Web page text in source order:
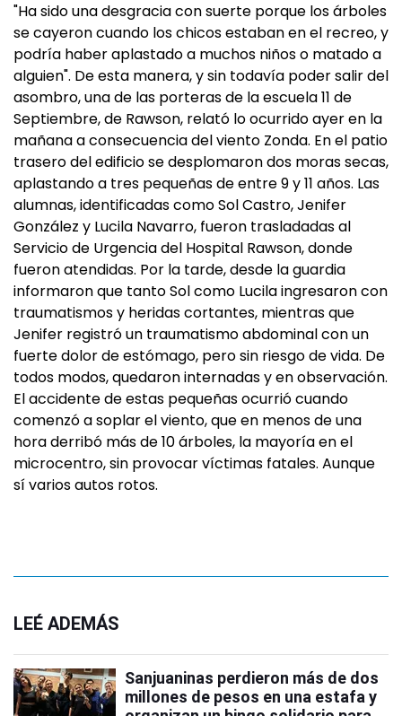
"Ha sido una desgracia con suerte porque los árboles
se cayeron cuando los chicos estaban en el recreo, y
podría haber aplastado a muchos niños o matado a
alguien". De esta manera, y sin todavía poder salir del
asombro, una de las porteras de la escuela 11 de
Septiembre, de Rawson, relató lo ocurrido ayer en la
mañana a consecuencia del viento Zonda. En el patio
trasero del edificio se desplomaron dos moras secas,
aplastando a tres pequeñas de entre 9 y 11 años. Las
alumnas, identificadas como Sol Castro, Jenifer
González y Lucila Navarro, fueron trasladadas al
Servicio de Urgencia del Hospital Rawson, donde
fueron atendidas. Por la tarde, desde la guardia
informaron que tanto Sol como Lucila ingresaron con
traumatismos y heridas cortantes, mientras que
Jenifer registró un traumatismo abdominal con un
fuerte dolor de estómago, pero sin riesgo de vida. De
todos modos, quedaron internadas y en observación.
El accidente de estas pequeñas ocurrió cuando
comenzó a soplar el viento, que en menos de una
hora derribó más de 10 árboles, la mayoría en el
microcentro, sin provocar víctimas fatales. Aunque
sí varios autos rotos.
LEÉ ADEMÁS
Sanjuaninas perdieron más de dos
millones de pesos en una estafa y